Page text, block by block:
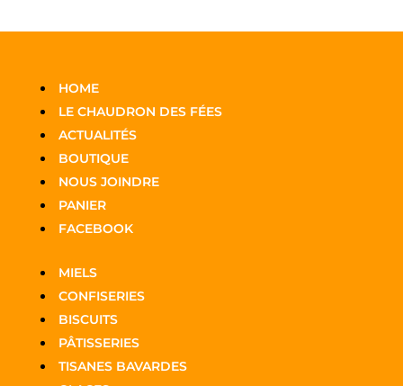
HOME
LE CHAUDRON DES FÉES
ACTUALITÉS
BOUTIQUE
NOUS JOINDRE
PANIER
FACEBOOK
MIELS
CONFISERIES
BISCUITS
PÂTISSERIES
TISANES BAVARDES